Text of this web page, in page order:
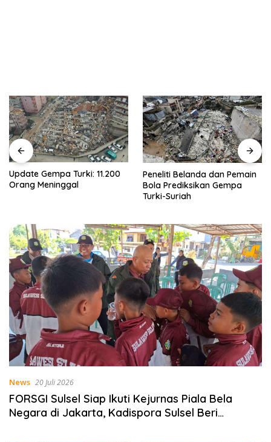
Update Gempa Turki: 11.200
Orang Meninggal
Peneliti Belanda dan Pemain
Bola Prediksikan Gempa
Turki-Suriah
News 20 Juli 2026
FORSGI Sulsel Siap Ikuti Kejurnas Piala Bela
Negara di Jakarta, Kadispora Sulsel Beri